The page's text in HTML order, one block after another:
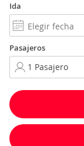
Ida
Pasajeros